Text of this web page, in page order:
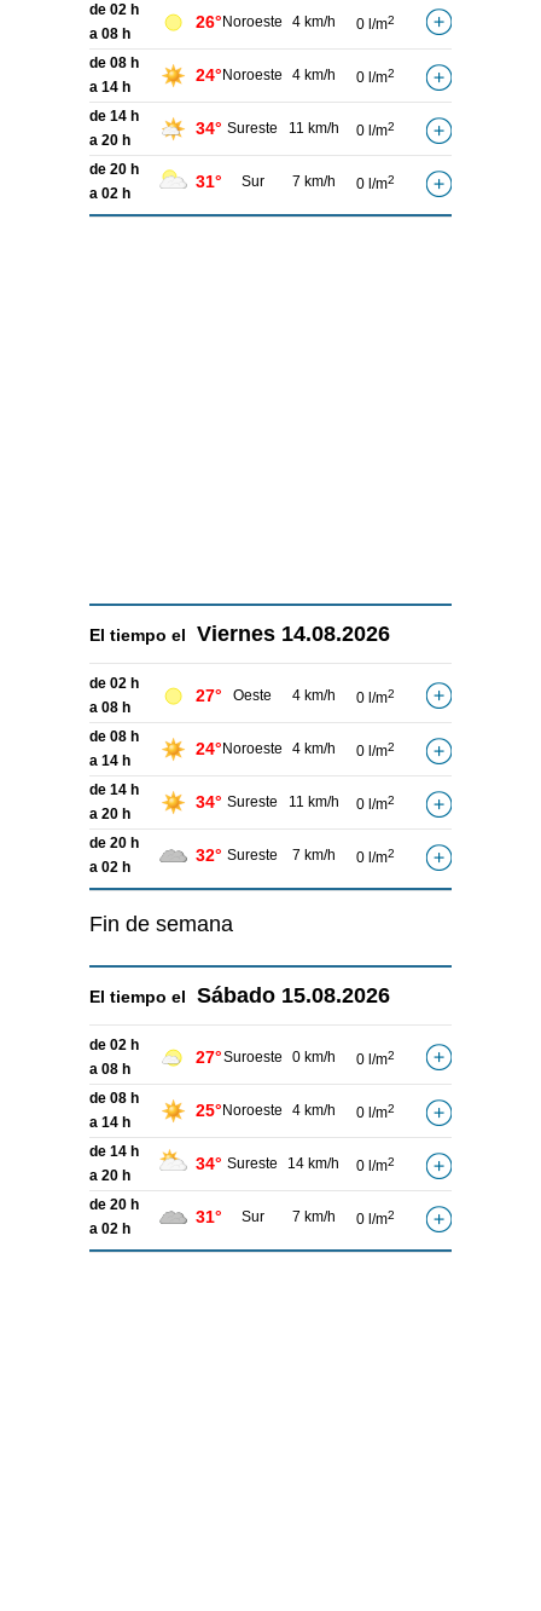
de 02 h
a 08 h
26° Noroeste 4 km/h 0 l/m2
de 08 h
a 14 h
24° Noroeste 4 km/h 0 l/m2
de 14 h
a 20 h
34° Sureste 11 km/h 0 l/m2
de 20 h
a 02 h
31° Sur 7 km/h 0 l/m2
El tiempo el Viernes 14.08.2026
de 02 h
a 08 h
27° Oeste 4 km/h 0 l/m2
de 08 h
a 14 h
24° Noroeste 4 km/h 0 l/m2
de 14 h
a 20 h
34° Sureste 11 km/h 0 l/m2
de 20 h
a 02 h
32° Sureste 7 km/h 0 l/m2
Fin de semana
El tiempo el Sábado 15.08.2026
de 02 h
a 08 h
27°Suroeste 0 km/h 0 l/m2
de 08 h
a 14 h
25° Noroeste 4 km/h 0 l/m2
de 14 h
a 20 h
34° Sureste 14 km/h 0 l/m2
de 20 h
a 02 h
31° Sur 7 km/h 0 l/m2